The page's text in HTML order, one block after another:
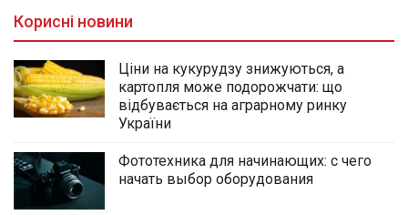
Корисні новини
Ціни на кукурудзу знижуються, а
картопля може подорожчати: що
відбувається на аграрному ринку
України
Фототехника для начинающих: с чего
начать выбор оборудования